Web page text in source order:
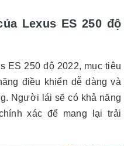
Lexus ES 250 độ
ES 250 độ 2022, mục tiêu
điều khiển dễ dàng và
Người lái sẽ có khả năng
xác để mang lại trải